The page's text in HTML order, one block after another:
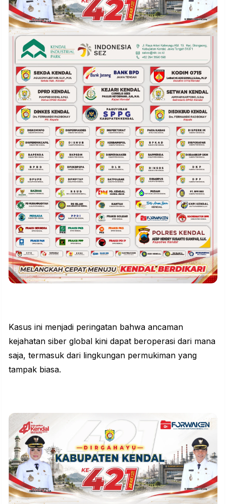
Kasus ini menjadi peringatan bahwa ancaman
kejahatan siber global kini dapat beroperasi dari mana
saja, termasuk dari lingkungan permukiman yang
tampak biasa.